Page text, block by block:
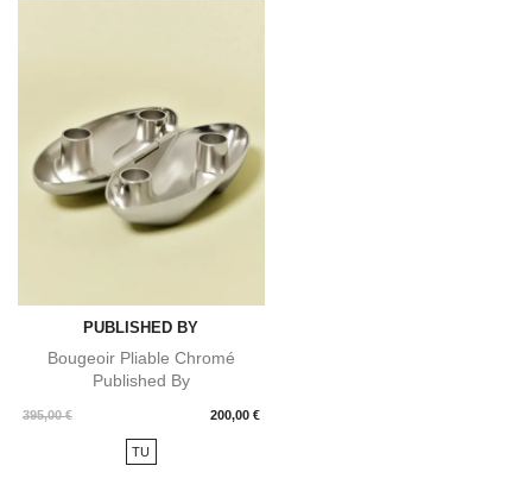
PUBLISHED BY
Bougeoir Pliable Chromé
Published By
395,00 € 200,00 €
Prix
TU